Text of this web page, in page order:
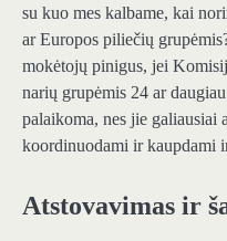
su kuo mes kalbame, kai
ar Europos piliečių
mokėtojų pinigus, jei
narių grupėmis 24 ar
palaikoma, nes jie galiausiai
koordinuodami ir kaupdami
Atstovavimas ir